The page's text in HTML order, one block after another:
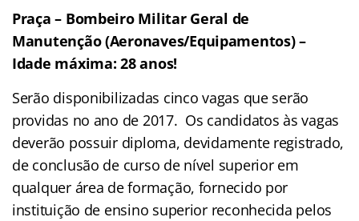
Praça – Bombeiro Militar Geral de
Manutenção (Aeronaves/Equipamentos) –
Idade máxima: 28 anos!
Serão disponibilizadas cinco vagas que serão
providas no ano de 2017. Os candidatos às vagas
deverão possuir diploma, devidamente registrado,
de conclusão de curso de nível superior em
qualquer área de formação, fornecido por
instituição de ensino superior reconhecida pelos